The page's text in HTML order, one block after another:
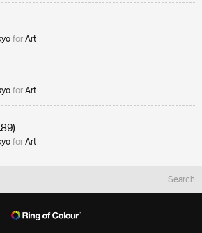
forArt
forArt
forArt